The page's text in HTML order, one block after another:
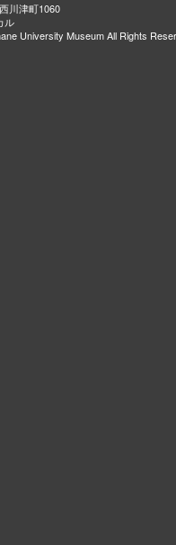
川津町1060
ル
University Museum All Rights